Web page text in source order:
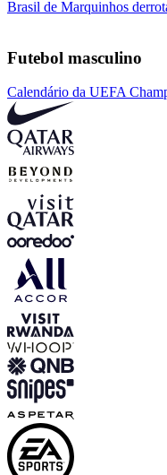
Brasil de Marquinhos
Futebol masculino
Calendário da UEFA